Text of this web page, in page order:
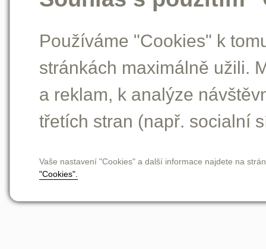
Používáme "Cookies" k
stránkách maximálně užili.
a reklam, k analýze
třetích stran (např. socialní
Vaše nastavení "Cookies" a další informace najdete na
"Cookies".